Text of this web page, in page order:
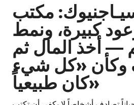
مكتب
كبيرة، ونمط
— أخذ المال ثم
وكأن «كل شيء
كان طبيعياً»